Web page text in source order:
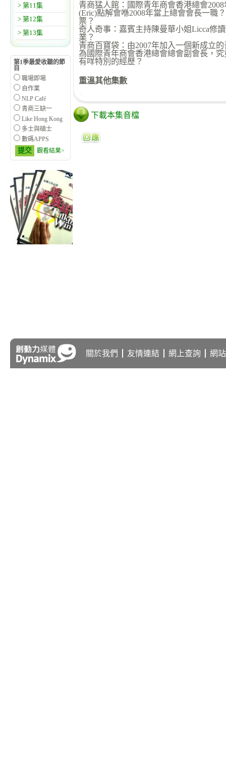
> 第11集
> 第12集
> 第13集
第1季最愛收聽的節
目
職場即場
自作業
NLP Café
青商三缺一
Like Hong Kong
多士與碩士
數碼APPS
提交 觀看結果>
青商猛人館：國際青年商會香港總會
(Eric)點解會喺2008年當上總會會長一職
票？
奇人奇事：嘉賓主持陳曼華小姐Licca修
業？
青商百寶袋：由2007年加入一個新成立
為國際青年商會香港總會總會副會長，
有咩特別的經歷？
重溫其他集數
下載本集音檔
親子天下（暑期
關於我們 友情連結 網上查詢 網